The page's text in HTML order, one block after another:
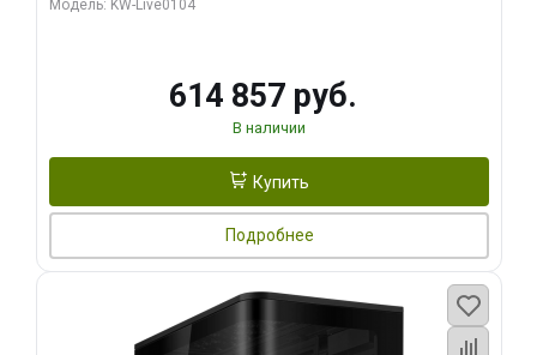
Модель: KW-Live0104
614 857 руб.
В наличии
Купить
Подробнее